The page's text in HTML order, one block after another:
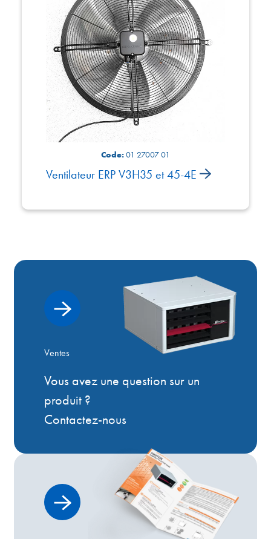
Code:01 27007 01
Ventilateur ERP V3H35 et 45-4E
Ventes
Vous avez une question sur un
produit ?
Contactez-nous